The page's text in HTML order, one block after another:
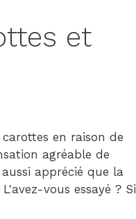
et
en raison de
agréable de
apprécié que la
vous essayé ? Si